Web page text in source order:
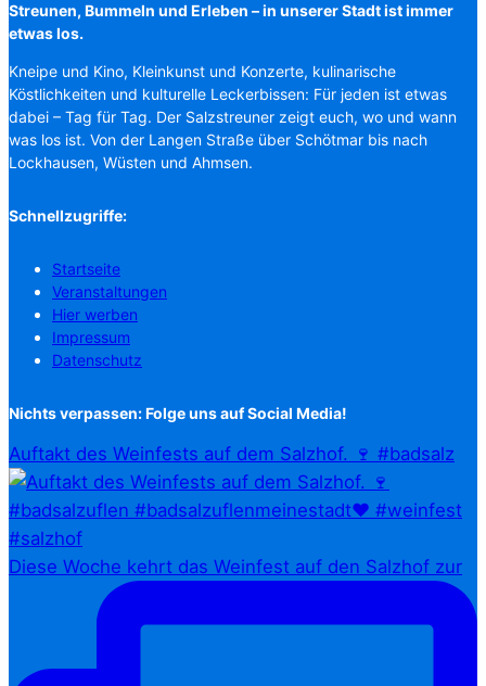
Streunen, Bummeln und Erleben – in unserer Stadt ist immer
etwas los.
Kneipe und Kino, Kleinkunst und Konzerte, kulinarische
Köstlichkeiten und kulturelle Leckerbissen: Für jeden ist etwas
dabei – Tag für Tag. Der Salzstreuner zeigt euch, wo und wann
was los ist. Von der Langen Straße über Schötmar bis nach
Lockhausen, Wüsten und Ahmsen.
Schnellzugriffe:
Startseite
Veranstaltungen
Hier werben
Impressum
Datenschutz
Nichts verpassen: Folge uns auf Social Media!
Auftakt des Weinfests auf dem Salzhof. 🍷 #badsalz
Diese Woche kehrt das Weinfest auf den Salzhof zur